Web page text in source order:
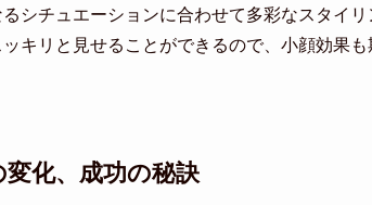
シチュエーションに合わせて多彩なスタイリ
キリと見せることができるので、小顔効果も
化、成功の秘訣